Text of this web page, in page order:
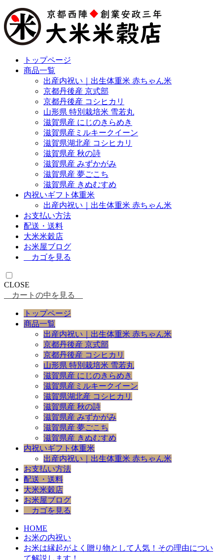
トップページ
商品一覧
出産内祝い｜出生体重米 赤ちゃん米
京都丹後産 京式部
京都丹後産 コシヒカリ
山形県 特別栽培米 雪若丸
滋賀県産 にじのきらめき
滋賀県産ミルキークイーン
滋賀県湖北産 コシヒカリ
滋賀県産 秋の詩
滋賀県産 みずかがみ
滋賀県産 夢ごこち
滋賀県産 きぬむすめ
内祝いギフト体重米
出産内祝い｜出生体重米 赤ちゃん米
お支払い方法
配送・送料
大米米穀店
お米屋ブログ
カゴを見る
CLOSE
カートの中を見る
トップページ
商品一覧
出産内祝い｜出生体重米 赤ちゃん米
京都丹後産 京式部
京都丹後産 コシヒカリ
山形県 特別栽培米 雪若丸
滋賀県産 にじのきらめき
滋賀県産ミルキークイーン
滋賀県湖北産 コシヒカリ
滋賀県産 秋の詩
滋賀県産 みずかがみ
滋賀県産 夢ごこち
滋賀県産 きぬむすめ
内祝いギフト体重米
出産内祝い｜出生体重米 赤ちゃん米
お支払い方法
配送・送料
大米米穀店
お米屋ブログ
カゴを見る
HOME
お米の内祝い
お米は縁起がよく贈り物として人気！その理由につい
て解説します！